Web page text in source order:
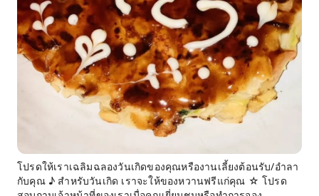
โปรดให้เราเฉลิมฉลองวันเกิดของคุณหรืองานเลี้ยงต้อนรับ/อำลา
กับคุณ ♪ สำหรับวันเกิด เราจะให้ของหวานฟรีแก่คุณ ☆ โปรด